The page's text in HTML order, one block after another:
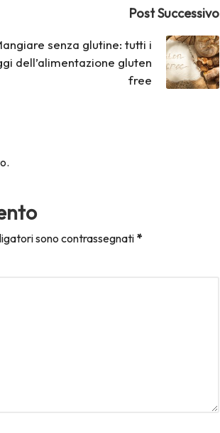
Post Successivo
senza glutine: tutti i
dell’alimentazione gluten
free
sono contrassegnati *